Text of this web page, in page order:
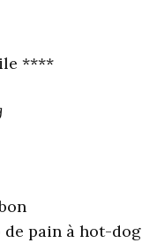
****
de pain à hot-dog